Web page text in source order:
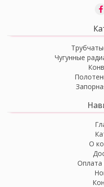
Чугунные
О
Оплата